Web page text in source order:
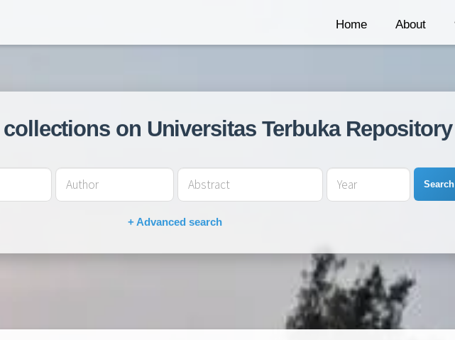
Home About
on Universitas Terbuka Repository
Search
+ Advanced search